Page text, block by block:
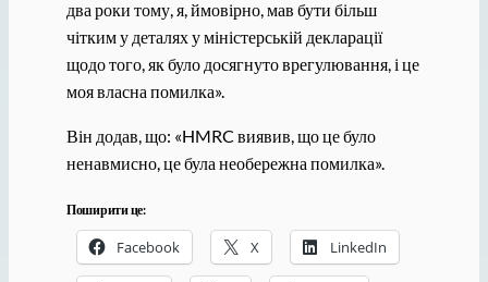
два роки тому, я, ймовірно, мав бути більш
чітким у деталях у міністерській декларації
щодо того, як було досягнуто врегулювання, і це
моя власна помилка».
Він додав, що: «HMRC виявив, що це було
ненавмисно, це була необережна помилка».
Поширити це:
Facebook X LinkedIn